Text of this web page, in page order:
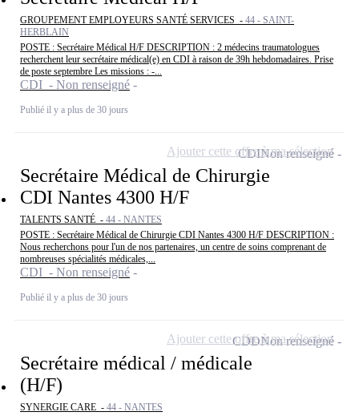
GROUPEMENT EMPLOYEURS SANTÉ SERVICES - 44 - SAINT-
HERBLAIN
POSTE : Secrétaire Médical H/F DESCRIPTION : 2 médecins traumatologues
recherchent leur secrétaire médical(e) en CDI à raison de 39h hebdomadaires. Prise
de poste septembre Les missions : -...
CDI - Non renseigné
Publié il y a plus de 30 jours
Secrétaire Médical de Chirurgie
CDI Nantes 4300 H/F
TALENTS SANTÉ - 44 - NANTES
POSTE : Secrétaire Médical de Chirurgie CDI Nantes 4300 H/F DESCRIPTION :
Nous recherchons pour l'un de nos partenaires, un centre de soins comprenant de
nombreuses spécialités médicales,...
CDI - Non renseigné
Publié il y a plus de 30 jours
CDINon renseigné
Ajouter cette offre à ma sélection
Secrétaire médical / médicale
(H/F)
SYNERGIE CARE - 44 - NANTES
CDDNon renseigné
Ajouter cette offre à ma sélection